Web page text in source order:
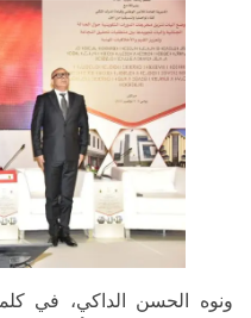
ونوه الحسن الداكي، في